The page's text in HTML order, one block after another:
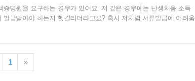
명원을 요구하는 경우가 있어요. 저 같은 경우에는 난생처음 소득
급받아야 하는지 헷갈리더라고요? 혹시 저처럼 서류발급에 어려움
1. 소득금액증명원이란? 소득금액증명원은 소득세를 잘 내는지 확
구글 등 각종 포털사이트에서 홈택스를 검색해 주세요 홈택스에 접
1 »